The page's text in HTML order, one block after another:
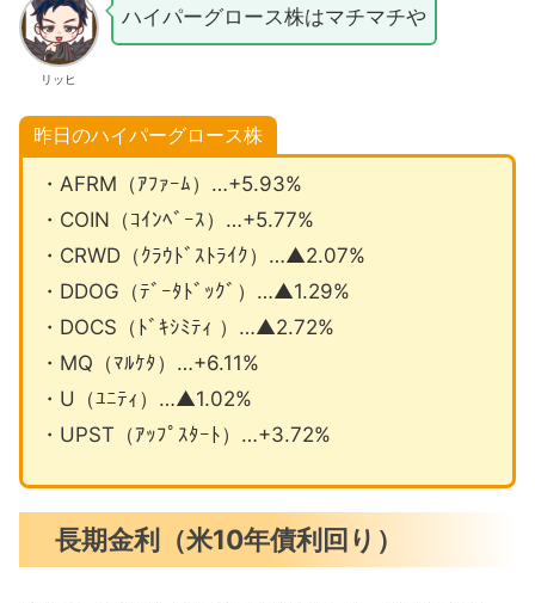
リッヒ
ハイパーグロース株はマチマチや
昨日のハイパーグロース株
・AFRM（ｱﾌｧｰﾑ）…+5.93%
・COIN（ｺｲﾝﾍﾞｰｽ）…+5.77%
・CRWD（ｸﾗｳﾄﾞｽﾄﾗｲｸ）…▲2.07%
・DDOG（ﾃﾞｰﾀﾄﾞｯｸﾞ）…▲1.29%
・DOCS（ﾄﾞｷｼﾐﾃｨ ）…▲2.72%
・MQ（ﾏﾙｹﾀ）…+6.11%
・U（ﾕﾆﾃｨ）…▲1.02%
・UPST（ｱｯﾌﾟｽﾀｰﾄ）…+3.72%
長期金利（米10年債利回り）